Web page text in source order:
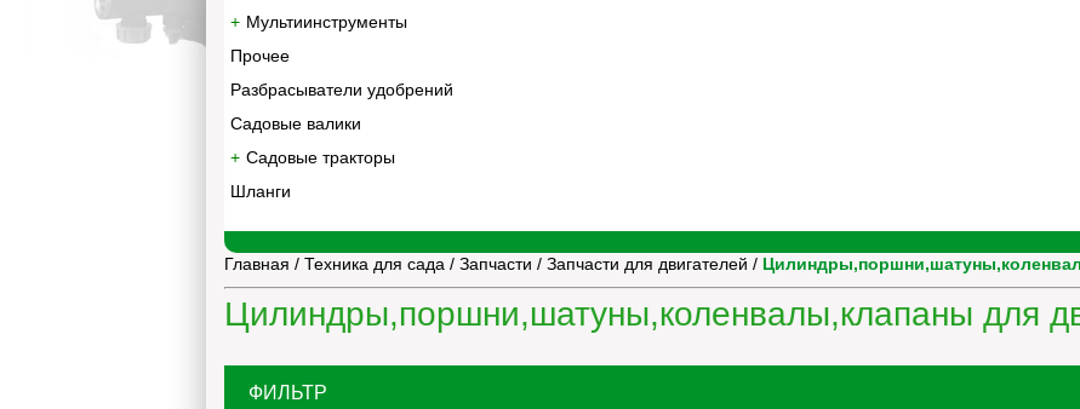
Мультиинструменты
Прочее
Разбрасыватели удобрений
Садовые валики
Садовые тракторы
Шланги
Главная / Техника для сада / Запчасти / Запчасти для двигателей /
Цилиндры,поршни,шатуны,коленвалы,клапаны для
ФИЛЬТР